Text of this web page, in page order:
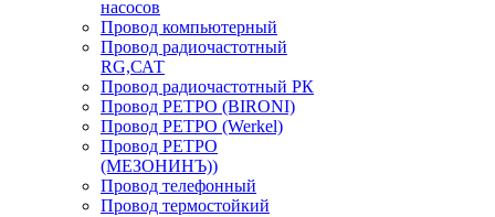
насосов
Провод компьютерный
Провод радиочастотный
RG,САТ
Провод радиочастотный РК
Провод РЕТРО (BIRONI)
Провод РЕТРО (Werkel)
Провод РЕТРО
(МЕЗОНИНЪ))
Провод телефонный
Провод термостойкий